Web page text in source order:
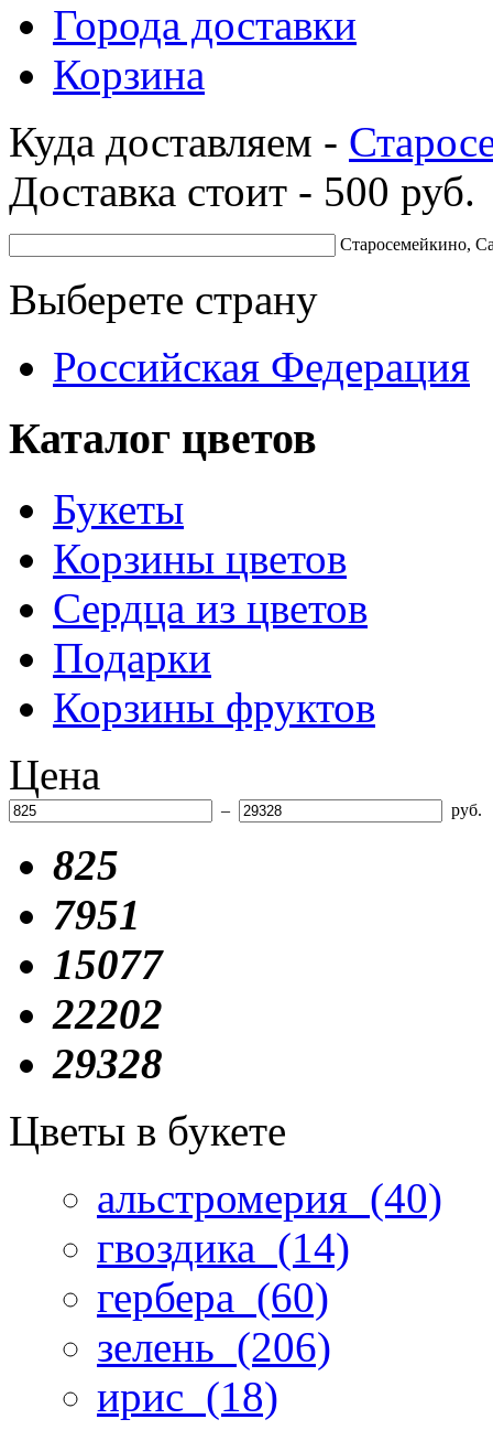
Города доставки
Корзина
Куда доставляем -
Доставка стоит - 500 руб.
Старосемейкино,
Выберете страну
Российская Федерация
Каталог цветов
Букеты
Корзины цветов
Сердца из цветов
Подарки
Корзины фруктов
Цена
– руб.
825
7951
15077
22202
29328
Цветы в букете
альстромерия (40)
гвоздика (14)
гербера (60)
зелень (206)
ирис (18)